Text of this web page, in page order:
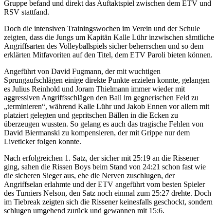
Gruppe befand und direkt das Auftaktspiel zwischen dem ETV und
RSV stattfand.
Doch die intensiven Trainingswochen im Verein und der Schule
zeigten, dass die Jungs um Kapitän Kalle Lühr inzwischen sämtliche
Angriffsarten des Volleyballspiels sicher beherrschen und so dem
erklärten Mitfavoriten auf den Titel, dem ETV Paroli bieten können.
Angeführt von David Fugmann, der mit wuchtigen
Sprungaufschlägen einige direkte Punkte erzielen konnte, gelangen
es Julius Reinhold und Joram Thielmann immer wieder mit
aggressiven Angriffsschlägen den Ball im gegnerischen Feld zu
„terminieren“, während Kalle Lühr und Jakob Ennen vor allem mit
platziert gelegten und gepritschen Bällen in die Ecken zu
überzeugen wussten. So gelang es auch das tragische Fehlen von
David Biermanski zu kompensieren, der mit Grippe nur dem
Liveticker folgen konnte.
Nach erfolgreichen 1. Satz, der sicher mit 25:19 an die Rissener
ging, sahen die Rissen Boys beim Stand von 24:21 schon fast wie
die sicheren Sieger aus, ehe die Nerven zuschlugen, der
Angriffselan erlahmte und der ETV angeführt vom besten Spieler
des Turniers Nelson, den Satz noch einmal zum 25:27 drehte. Doch
im Tiebreak zeigten sich die Rissener keinesfalls geschockt, sondern
schlugen umgehend zurück und gewannen mit 15:6.